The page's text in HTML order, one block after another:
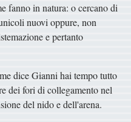
fanno in natura: o cercano di
nuovi oppure, non
e pertanto
dice Gianni hai tempo tutto
dei fori di collegamento nel
del nido e dell'arena.